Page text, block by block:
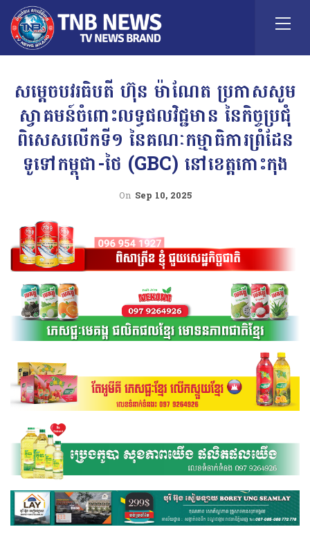
សម្តេចបវរធិបតី ហ៊ុន ម៉ាណែត ប្រកាសសូម
ស្វាគមន៍ចំពោះលទ្ធផលវិជ្ជមាន នៃកិច្ចប្រជុំ
ពិសេសលើកទី១ នៃគណៈកម្មាធិការព្រំដែន
ទូទៅកម្ពុជា-ថៃ (GBC) នៅខេត្តកោះកុង
On Sep 10, 2025